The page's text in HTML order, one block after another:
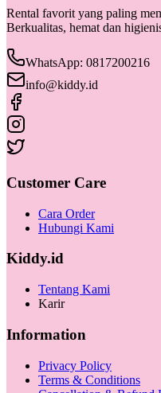
Rental favorit yang paling
Berkualitas, hemat dan
WhatsApp: 0817200216
info@kiddy.id
Customer Care
Cara Order
Hubungi Kami
Kiddy.id
Tentang Kami
Karir
Information
Privacy Policy
Terms & Conditions